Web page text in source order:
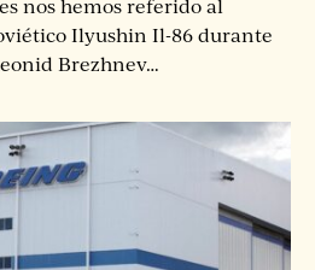
nos hemos referido al
Ilyushin Il-86 durante
Brezhnev…